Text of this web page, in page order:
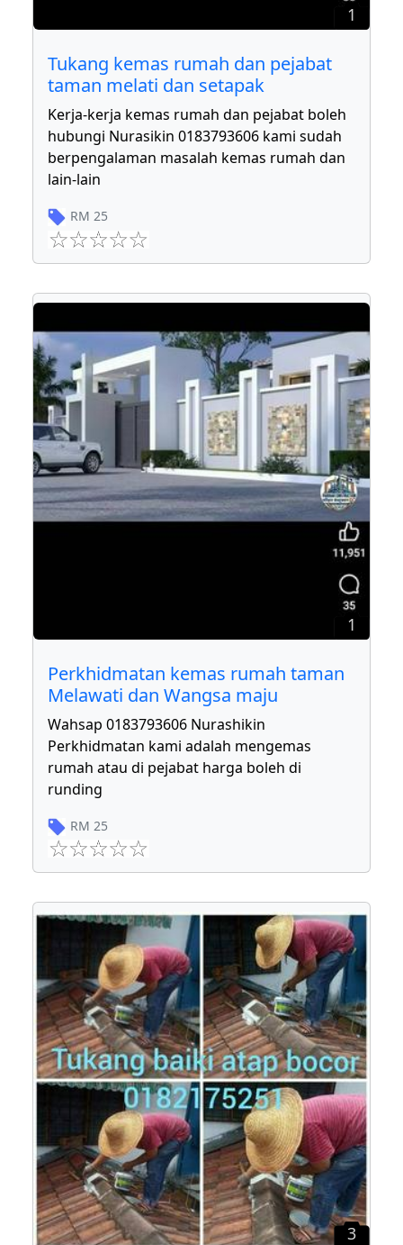
1
Tukang kemas rumah dan pejabat
taman melati dan setapak
Kerja-kerja kemas rumah dan pejabat boleh
hubungi Nurasikin 0183793606 kami sudah
berpengalaman masalah kemas rumah dan
lain-lain
RM 25
1
Perkhidmatan kemas rumah taman
Melawati dan Wangsa maju
Wahsap 0183793606 Nurashikin
Perkhidmatan kami adalah mengemas
rumah atau di pejabat harga boleh di
runding
RM 25
3